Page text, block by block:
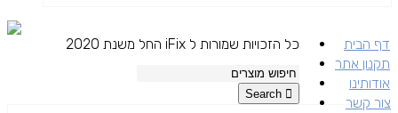
דף הבית
תקנון אתר
אודותינו
צור קשר
כל הזכויות שמורות ל iFix החל משנת 2020
Search